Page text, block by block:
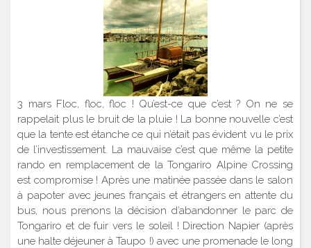
3 mars Floc, floc, floc ! Qu’est-ce que c’est ? On ne se
rappelait plus le bruit de la pluie ! La bonne nouvelle c’est
que la tente est étanche ce qui n’était pas évident vu le prix
de l’investissement. La mauvaise c’est que même la petite
rando en remplacement de la Tongariro Alpine Crossing
est compromise ! Après une matinée passée dans le salon
à papoter avec jeunes français et étrangers en attente du
bus, nous prenons la décision d’abandonner le parc de
Tongariro et de fuir vers le soleil ! Direction Napier (après
une halte déjeuner à Taupo !) avec une promenade le long